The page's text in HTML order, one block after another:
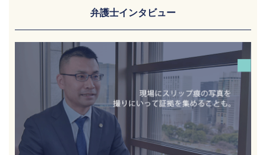
弁護士インタビュー